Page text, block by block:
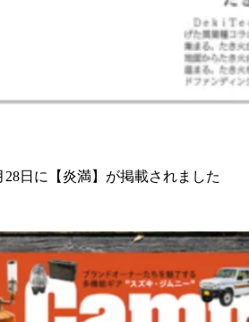
28日に【炎満】が掲載されました